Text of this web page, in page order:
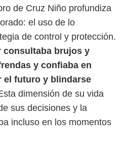
de Cruz Niño profundiza
el uso de lo
de control y protección.
consultaba brujos y
y confiaba en
el futuro y blindarse
dimensión de su vida
sus decisiones y la
incluso en los momentos